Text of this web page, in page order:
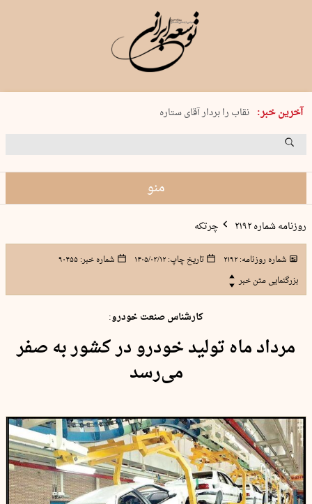
آخرین خبر:
پنجشنبه 15 مرداد 1405 شماره 2243
نقاب را بردار آقای ستاره
کدام فوتبال؟
منو
روزنامه شماره ۲۱۹۲ چرتکه
شماره روزنامه:۲۱۹۲ تاریخ چاپ:۱۴۰۵/۰۳/۱۲ شماره خبر:۹۰۴۵۵
بزرگنمایی متن خبر
کارشناس صنعت خودرو:
مرداد ماه تولید خودرو در کشور به صفر
می‌رسد